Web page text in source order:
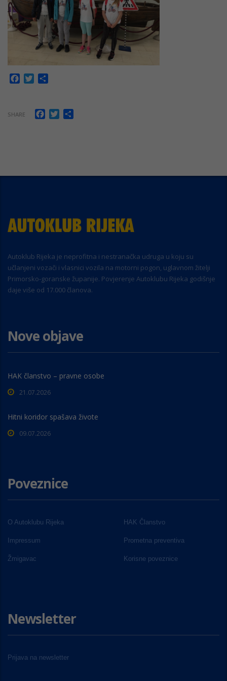
Facebook
Twitter
SHARE Facebook
Twitter
Autoklub Rijeka je neprofitna i nestranačka udruga u koju su
učlanjeni vozači i vlasnici vozila na motorni pogon, uglavnom žitelji
Primorsko-goranske županije. Povjerenje Autoklubu Rijeka godišnje
daje više od 17.000 članova.
Nove objave
HAK članstvo – pravne osobe
21.07.2026
Hitni koridor spašava živote
09.07.2026
Poveznice
O Autoklubu Rijeka HAK Članstvo
Impressum Prometna preventiva
Žmigavac Korisne poveznice
Newsletter
Prijava na newsletter